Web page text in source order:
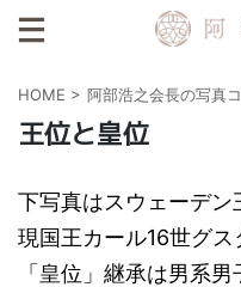
HOME > 阿部浩之会長の写真
王位と皇位
下写真はスウェーデン
現国王カール16世グ
「皇位」継承は男系